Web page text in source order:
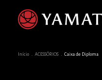
Início . ACESSÓRIOS . Caixa de Diploma